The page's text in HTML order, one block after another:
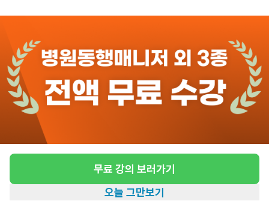
무료 강의 보러가기
오늘 그만보기